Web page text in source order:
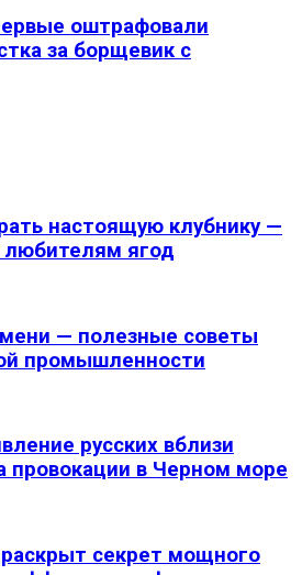
оштрафовали
за борщевик с
настоящую клубнику —
ягод
— полезные советы
промышленности
русских вблизи
провокации в Черном море
секрет мощного